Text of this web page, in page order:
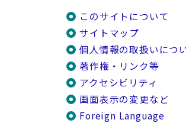
このサイトについて
サイトマップ
個人情報の取扱いにつ
著作権・リンク等
アクセシビリティ
画面表示の変更など
Foreign Language